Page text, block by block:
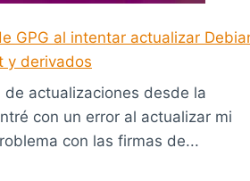
GPG al intentar actualizar
y derivados
de actualizaciones desde la
con un error al actualizar mi
con las firmas de...